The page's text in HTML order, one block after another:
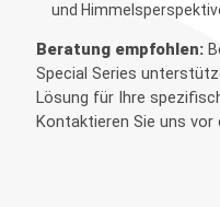
und
Beratung empfohlen:
Special Series
Lösung für Ihre
Kontaktieren Sie uns vor